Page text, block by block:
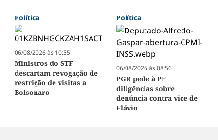
Política
06/08/2026 às 10:55
Ministros do STF
descartam revogação de
restrição de visitas a
Bolsonaro
Política
06/08/2026 às 08:56
PGR pede à PF
diligências sobre
denúncia contra vice de
Flávio